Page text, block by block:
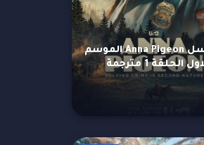
مسلسل Anna Pigeon الموسم
الحلقة 1 مترجمة